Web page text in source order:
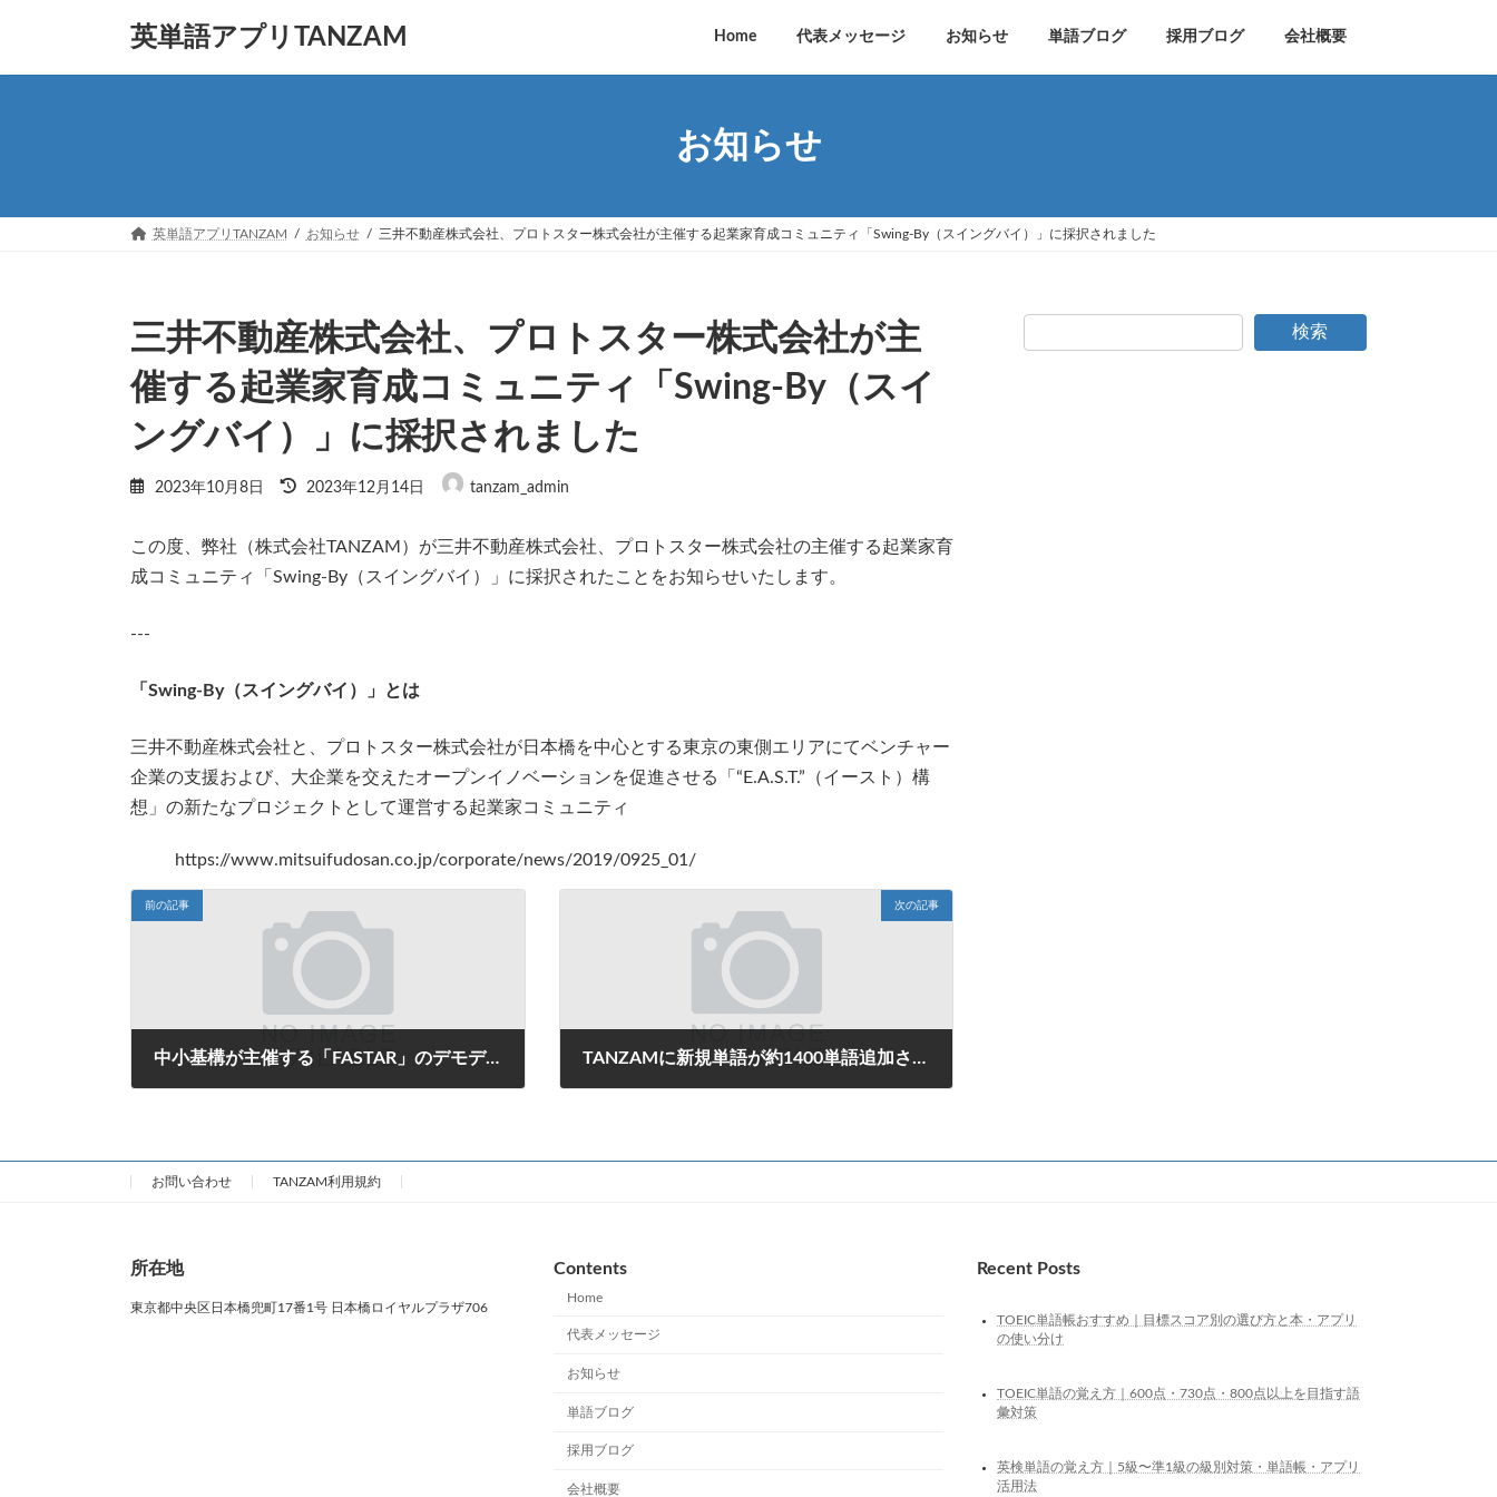
ン
プ
ー
動
英単語アプリTANZAM Home 代表メッセージ お知らせ 単語ブログ 採用ブログ 会社概要
お知らせ
英単語アプリTANZAM お知らせ 三井不動産株式会社、プロトスター株式会社が主催する起業家育成コミュニティ「Swing-By（スイングバイ）」に採択されました
三井不動産株式会社、プロトスター株式会社が主
催する起業家育成コミュニティ「Swing-By（スイ
ングバイ）」に採択されました
2023年10月8日
最
新
日
時
2023年12月14日 tanzam_admin
この度、弊社（株式会社TANZAM）が三井不動産株式会社、プロトスター株式会社の主催する起業家育
成コミュニティ「Swing-By（スイングバイ）」に採択されたことをお知らせいたします。
---
「Swing-By（スイングバイ）」とは
三井不動産株式会社と、プロトスター株式会社が日本橋を中心とする東京の東側エリアにてベンチャー
企業の支援および、大企業を交えたオープンイノベーションを促進させる「“E.A.S.T.”（イースト）構
想」の新たなプロジェクトとして運営する起業家コミュニティ
https://www.mitsuifudosan.co.jp/corporate/news/2019/0925_01/
前の記事
中小基構が主催する「FASTAR」のデモデイにて弊社代表が登壇しました
次の記事
TANZAMに新規単語が約1400単語追加されました
検索
お問い合わせ TANZAM利用規約
所在地
東京都中央区日本橋兜町17番1号 日本橋ロイヤルプラザ706
Contents
Home
代表メッセージ
お知らせ
単語ブログ
採用ブログ
会社概要
Recent Posts
TOEIC単語帳おすすめ｜目標スコア別の選び方と本・アプリ
の使い分け
TOEIC単語の覚え方｜600点・730点・800点以上を目指す語
彙対策
英検単語の覚え方｜5級〜準1級の級別対策・単語帳・アプリ
活用法